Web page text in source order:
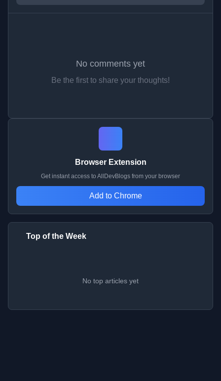
No comments yet
Be the first to share your thoughts!
Browser Extension
Get instant access to AllDevBlogs from your browser
Add to Chrome
Top of the Week
No top articles yet